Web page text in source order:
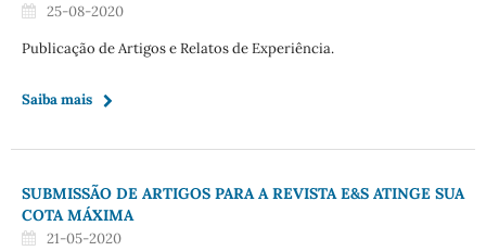
25-08-2020
Publicação de Artigos e Relatos de Experiência.
Saiba mais
SUBMISSÃO DE ARTIGOS PARA A REVISTA E&S ATINGE SUA
COTA MÁXIMA
21-05-2020